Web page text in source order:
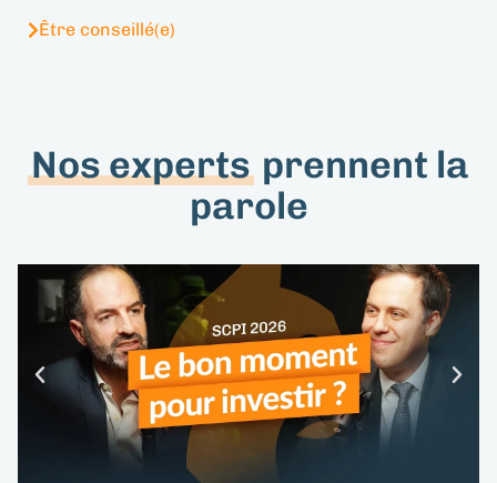
Être conseillé(e)
Nos experts prennent la
parole